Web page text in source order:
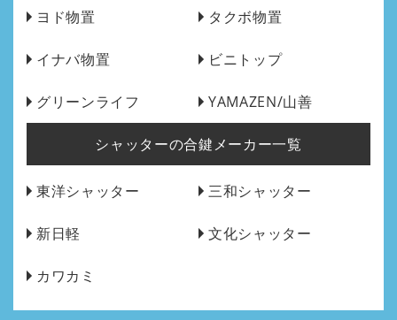
ヨド物置 タクボ物置
イナバ物置 ビニトップ
グリーンライフ YAMAZEN/山善
シャッターの合鍵メーカー一覧
東洋シャッター 三和シャッター
新日軽 文化シャッター
カワカミ